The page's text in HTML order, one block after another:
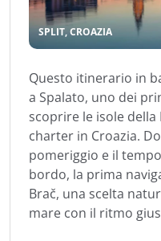
SPLIT, CROAZIA
Questo itinerario in
a Spalato, uno dei
scoprire le isole
charter in Croazia.
pomeriggio e il
bordo, la prima
Brač, una scelta
mare con il ritmo